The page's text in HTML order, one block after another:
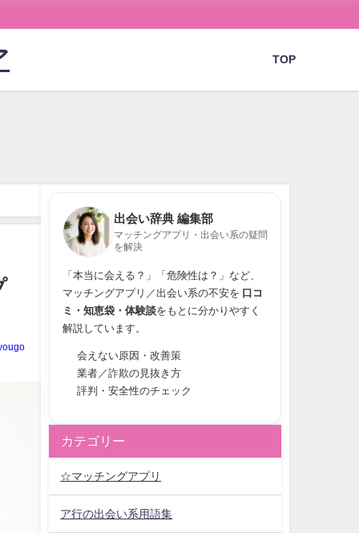
TOP
出会い辞典 編集部
マッチングアプリ・出会い系の疑問
を解決
「本当に会える？」「危険性は？」など、
マッチングアプリ／出会い系の不安を 口コ
ミ・知恵袋・体験談をもとに分かりやすく
解説しています。
会えない原因・改善策
業者／詐欺の見抜き方
評判・安全性のチェック
カテゴリー
☆マッチングアプリ
ア行の出会い系用語集